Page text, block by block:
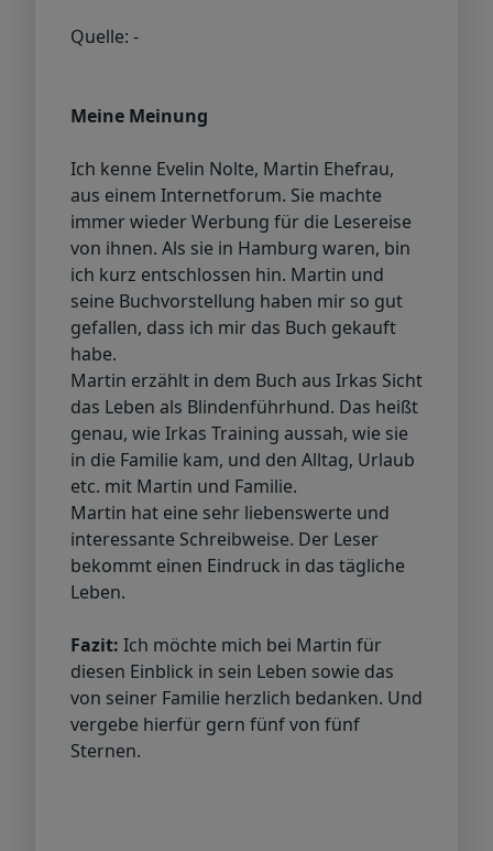
Quelle: -
Meine Meinung
Ich kenne Evelin Nolte, Martin Ehefrau,
aus einem Internetforum. Sie machte
immer wieder Werbung für die Lesereise
von ihnen. Als sie in Hamburg waren, bin
ich kurz entschlossen hin. Martin und
seine Buchvorstellung haben mir so gut
gefallen, dass ich mir das Buch gekauft
habe.
Martin erzählt in dem Buch aus Irkas Sicht
das Leben als Blindenführhund. Das heißt
genau, wie Irkas Training aussah, wie sie
in die Familie kam, und den Alltag, Urlaub
etc. mit Martin und Familie.
Martin hat eine sehr liebenswerte und
interessante Schreibweise. Der Leser
bekommt einen Eindruck in das tägliche
Leben.
Fazit: Ich möchte mich bei Martin für
diesen Einblick in sein Leben sowie das
von seiner Familie herzlich bedanken. Und
vergebe hierfür gern fünf von fünf
Sternen.